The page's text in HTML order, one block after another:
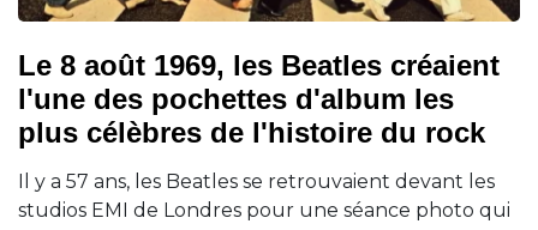
Le 8 août 1969, les Beatles créaient
l'une des pochettes d'album les
plus célèbres de l'histoire du rock
Il y a 57 ans, les Beatles se retrouvaient devant les
studios EMI de Londres pour une séance photo qui